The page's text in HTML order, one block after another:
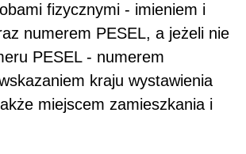
fizycznymi - imieniem i
numerem PESEL, a jeżeli nie
PESEL - numerem
kraju wystawienia
miejscem zamieszkania i